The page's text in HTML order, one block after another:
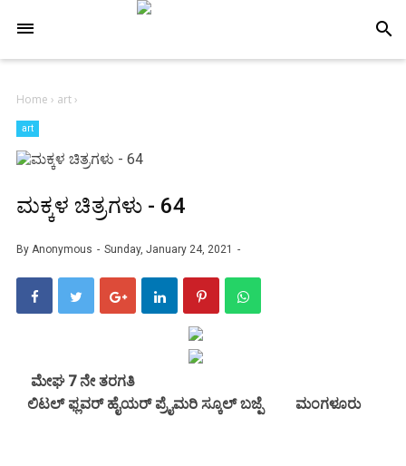
search
Home › art›
art
ಮಕ್ಕಳ ಚಿತ್ರಗಳು - 64
By Anonymous Sunday, January 24, 2021
ಮೇಘ 7 ನೇ ತರಗತಿ
ಲಿಟಲ್ ಫ್ಲವರ್ ಹೈಯರ್ ಪ್ರೈಮರಿ ಸ್ಕೂಲ್ ಬಜ್ಪೆ ಮಂಗಳೂರು